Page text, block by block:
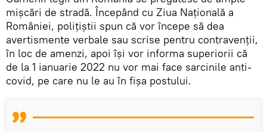
mișcări de stradă. Începând cu Ziua Națională a
României, polițiștii spun că vor începe să dea
avertismente verbale sau scrise pentru contravenții,
în loc de amenzi, apoi își vor informa superiorii că
de la 1 ianuarie 2022 nu vor mai face sarcinile anti-
covid, pe care nu le au în fișa postului.